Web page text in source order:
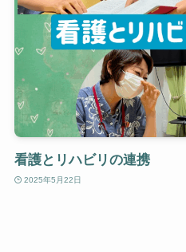
看護とリハビリの連携
2025年5月22日